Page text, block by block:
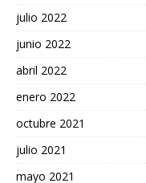
julio 2022
junio 2022
abril 2022
enero 2022
octubre 2021
julio 2021
mayo 2021